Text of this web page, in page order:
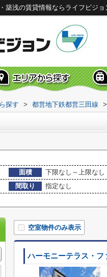
築浅の賃貸情報ならライフビジョ
探す > 都営地下鉄都営三田線 >
面積
下限なし～上限なし
間取り
指定なし
空室物件のみ表示
ハーモニーテラス・フ